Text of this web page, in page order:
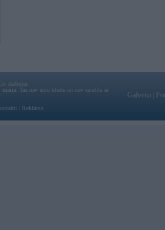
darbojas
maija. Tas nav auto klubs un nav saistīts ar
Reklāma
Galvena